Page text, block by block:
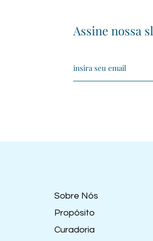
Assine nossa
Sobre Nós
Propósito
Curadoria